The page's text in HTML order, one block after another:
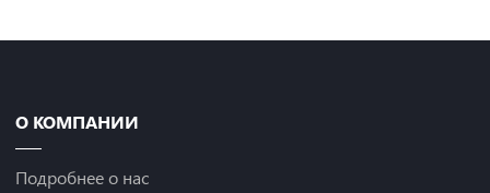
О КОМПАНИИ
Подробнее о нас